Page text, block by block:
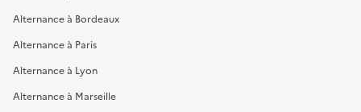
Alternance à Bordeaux
Alternance à Paris
Alternance à Lyon
Alternance à Marseille